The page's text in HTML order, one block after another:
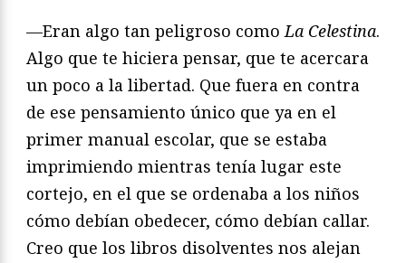
—Eran algo tan peligroso comoLa Celestina.
Algo que te hiciera pensar, que te acercara
un poco a la libertad. Que fuera en contra
de ese pensamiento único que ya en el
primer manual escolar, que se estaba
imprimiendo mientras tenía lugar este
cortejo, en el que se ordenaba a los niños
cómo debían obedecer, cómo debían callar.
Creo que los libros disolventes nos alejan